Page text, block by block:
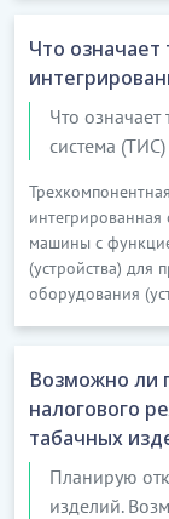
Что
Что
система
интегрированная
машины с
(устройства) для
оборудования
Возможно ли
налогового
табачных
Планирую
изделий.